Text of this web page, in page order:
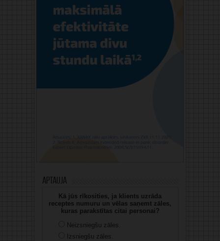
Aptauja
Kā jūs rīkosities, ja klients uzrāda
receptes numuru un vēlas saņemt zāles,
kuras parakstītas citai personai?
Neizsniegšu zāles.
Izsniegšu zāles.